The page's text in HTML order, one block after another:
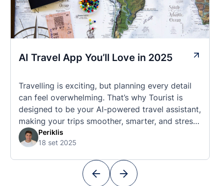
AI Travel App You’ll Love in 2025
Travelling is exciting, but planning every detail
can feel overwhelming. That’s why Tourist is
designed to be your AI-powered travel assistant,
making your trips smoother, smarter, and stress-
free. 🧭 What Makes the Tourist App Unique?
Unlike standard travel apps, Tourist combines
With Tourist, your trip planning becomes as
Periklis
18 set 2025